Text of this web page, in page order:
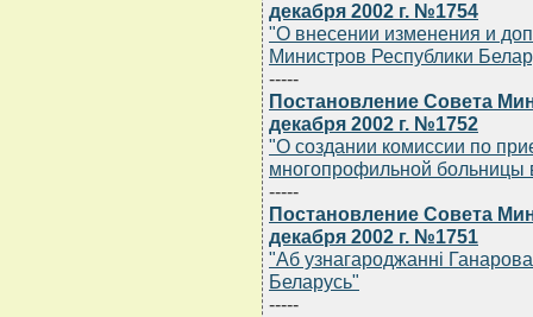
декабря 2002 г. №1754
"О внесении изменения и
Министров Республики
-----
Постановление Совета
декабря 2002 г. №1752
"О создании комиссии по
многопрофильной больницы
-----
Постановление Совета
декабря 2002 г. №1751
"Аб узнагароджаннi
Беларусь"
-----